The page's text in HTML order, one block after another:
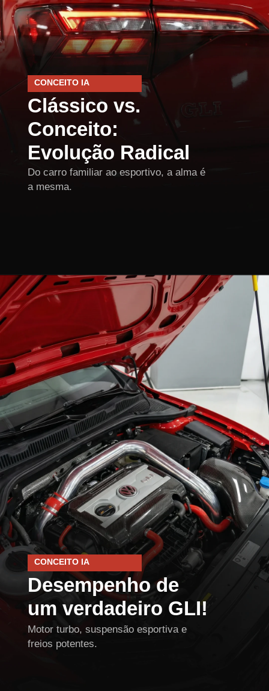
CONCEITO IA
Clássico vs.
Conceito:
Evolução Radical
Do carro familiar ao esportivo, a alma é
a mesma.
CONCEITO IA
Desempenho de
um verdadeiro GLI!
Motor turbo, suspensão esportiva e
freios potentes.